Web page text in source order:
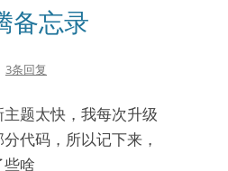
备忘录
3条回复
题太快，我每次升级
代码，所以记下来，
啥